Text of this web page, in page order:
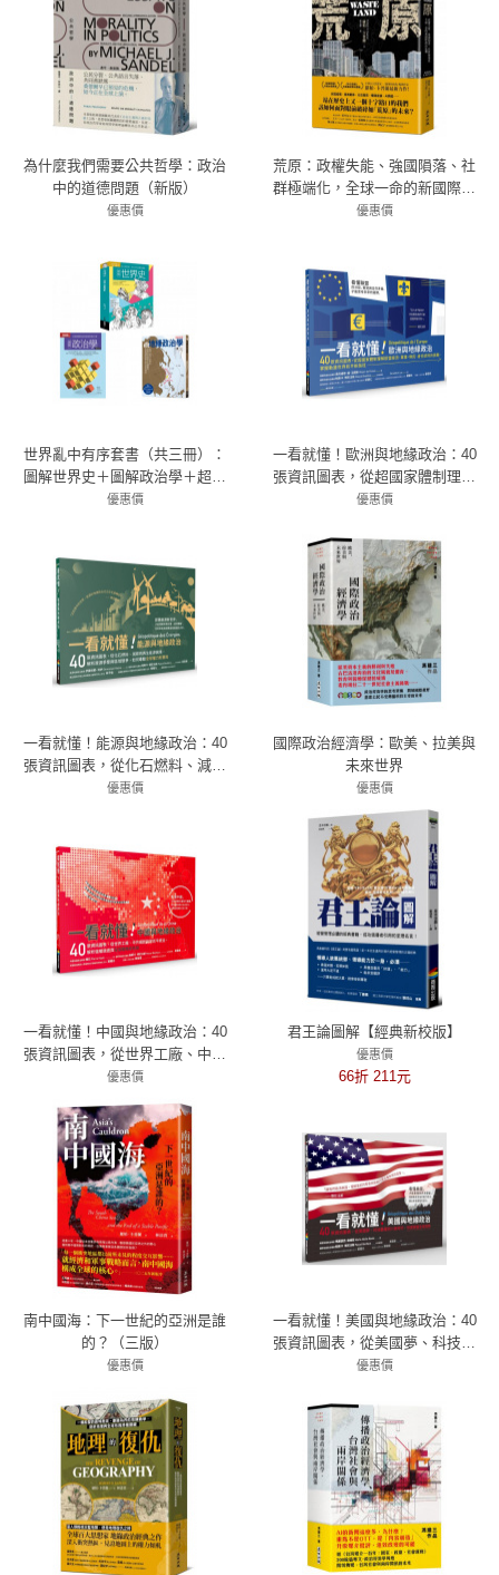
為什麼我們需要公共哲學：政治
中的道德問題（新版）
優惠價
荒原：政權失能、強國隕落、社
群極端化，全球一命的新國際政
治危機
優惠價
世界亂中有序套書（共三冊）：
圖解世界史＋圖解政治學＋超地
緣政治學
優惠價
一看就懂！歐洲與地緣政治：40
張資訊圖表，從超國家體制理解
歐盟經濟、軍事、移民、身分認
路徑
優惠價
一看就懂！能源與地緣政治：40
張資訊圖表，從化石燃料、減碳
到再生能源困境，解析資源爭奪
優惠價
國際政治經濟學：歐美、拉美與
未來世界
優惠價
79折 631元
一看就懂！中國與地緣政治：40
張資訊圖表，從世界工廠、中共
崛起到習近平統治，解析強權競
優惠價
君王論圖解【經典新校版】
優惠價
66折 211元
南中國海：下一世紀的亞洲是誰
的？（三版）
優惠價
一看就懂！美國與地緣政治：40
張資訊圖表，從美國夢、科技霸
權到川普時代，快速掌握全球局
優惠價